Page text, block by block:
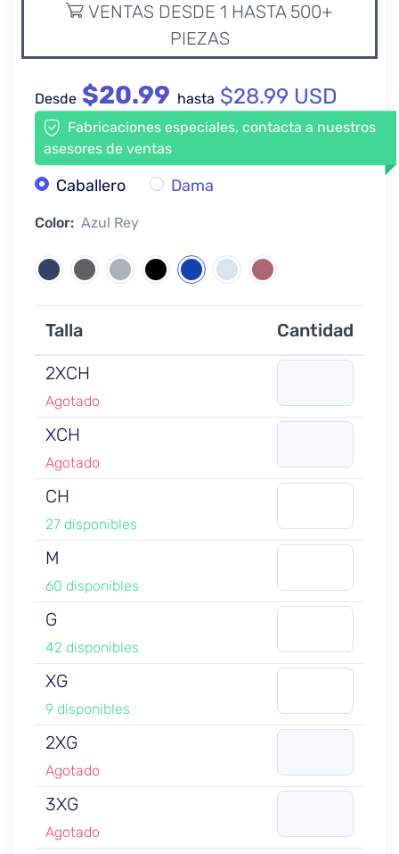
VENTAS DESDE 1 HASTA 500+
PIEZAS
Desde $20.99 hasta $28.99 USD
Fabricaciones especiales, contacta a nuestros
asesores de ventas
Caballero Dama
Color: Azul Rey
Talla
Cantidad
2XCH
Agotado
XCH
Agotado
CH
27 disponibles
M
60 disponibles
G
42 disponibles
XG
9 disponibles
2XG
Agotado
3XG
Agotado